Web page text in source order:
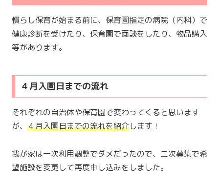
慣らし保育が始まる前に、保育園指定の病院（内科）で
健康診断を受けたり、保育園で面談をしたり、物品購入
等があります。
４月入園日までの流れ
それぞれの自治体や保育園で変わってくると思います
が、 ４月入園日までの流れを紹介します！
我が家は一次利用調整でダメだったので、二次募集で希
望施設を変更して再度申し込みをしました。